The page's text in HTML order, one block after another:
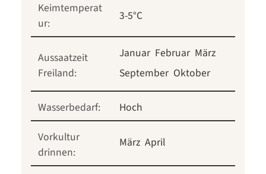
Keimtemperat
ur:
3-5°C
Aussaatzeit
Freiland:
Januar Februar März
September Oktober
Wasserbedarf:
Hoch
Vorkultur
drinnen:
März April